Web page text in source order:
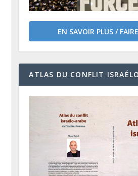
EN SAVOIR PLUS /
ATLAS DU CONFLIT